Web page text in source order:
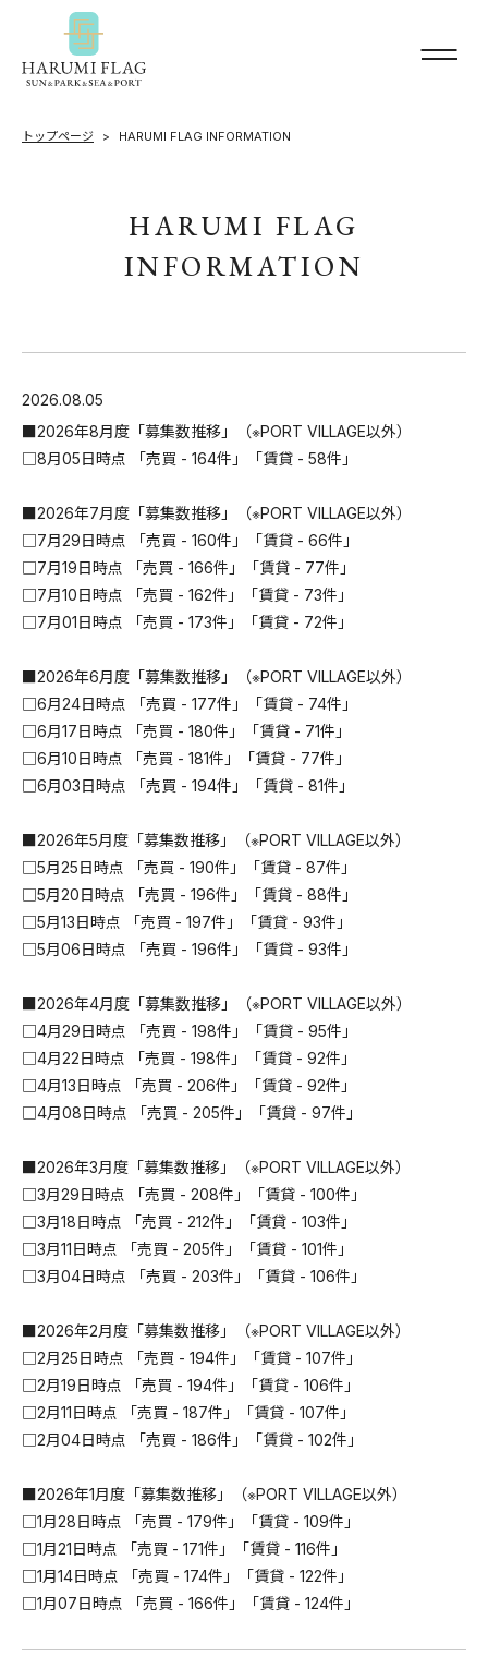
トップページ HARUMI FLAG INFORMATION
HARUMI FLAG
INFORMATION
2026.08.05
■2026年8月度「募集数推移」（※PORT VILLAGE以外）
□8月05日時点 「売買 - 164件」「賃貸 - 58件」
■2026年7月度「募集数推移」（※PORT VILLAGE以外）
□7月29日時点 「売買 - 160件」「賃貸 - 66件」
□7月19日時点 「売買 - 166件」「賃貸 - 77件」
□7月10日時点 「売買 - 162件」「賃貸 - 73件」
□7月01日時点 「売買 - 173件」「賃貸 - 72件」
■2026年6月度「募集数推移」（※PORT VILLAGE以外）
□6月24日時点 「売買 - 177件」「賃貸 - 74件」
□6月17日時点 「売買 - 180件」「賃貸 - 71件」
□6月10日時点 「売買 - 181件」「賃貸 - 77件」
□6月03日時点 「売買 - 194件」「賃貸 - 81件」
■2026年5月度「募集数推移」（※PORT VILLAGE以外）
□5月25日時点 「売買 - 190件」「賃貸 - 87件」
□5月20日時点 「売買 - 196件」「賃貸 - 88件」
□5月13日時点 「売買 - 197件」「賃貸 - 93件」
□5月06日時点 「売買 - 196件」「賃貸 - 93件」
■2026年4月度「募集数推移」（※PORT VILLAGE以外）
□4月29日時点 「売買 - 198件」「賃貸 - 95件」
□4月22日時点 「売買 - 198件」「賃貸 - 92件」
□4月13日時点 「売買 - 206件」「賃貸 - 92件」
□4月08日時点 「売買 - 205件」「賃貸 - 97件」
■2026年3月度「募集数推移」（※PORT VILLAGE以外）
□3月29日時点 「売買 - 208件」「賃貸 - 100件」
□3月18日時点 「売買 - 212件」「賃貸 - 103件」
□3月11日時点 「売買 - 205件」「賃貸 - 101件」
□3月04日時点 「売買 - 203件」「賃貸 - 106件」
■2026年2月度「募集数推移」（※PORT VILLAGE以外）
□2月25日時点 「売買 - 194件」「賃貸 - 107件」
□2月19日時点 「売買 - 194件」「賃貸 - 106件」
□2月11日時点 「売買 - 187件」「賃貸 - 107件」
□2月04日時点 「売買 - 186件」「賃貸 - 102件」
■2026年1月度「募集数推移」（※PORT VILLAGE以外）
□1月28日時点 「売買 - 179件」「賃貸 - 109件」
□1月21日時点 「売買 - 171件」「賃貸 - 116件」
□1月14日時点 「売買 - 174件」「賃貸 - 122件」
□1月07日時点 「売買 - 166件」「賃貸 - 124件」